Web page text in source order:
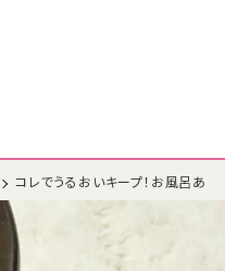
コレでうるおいキープ！お風呂あが